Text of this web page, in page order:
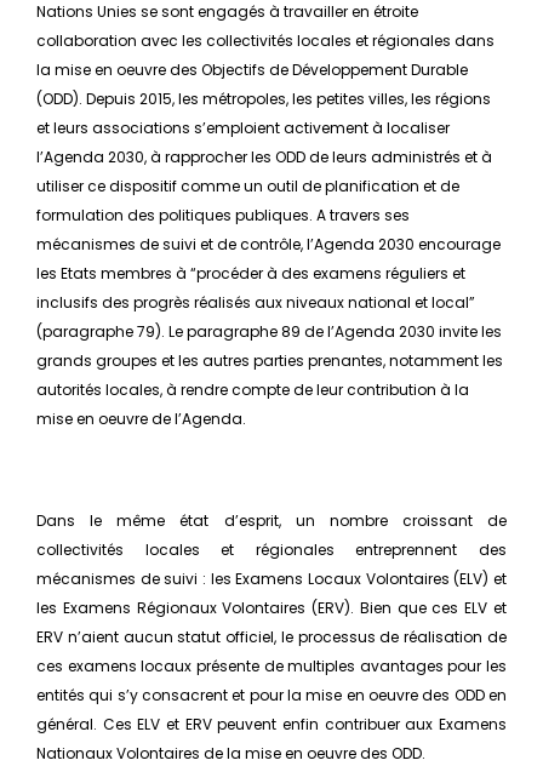
Nations Unies se sont engagés à travailler en étroite
collaboration avec les collectivités locales et régionales dans
la mise en oeuvre des Objectifs de Développement Durable
(ODD). Depuis 2015, les métropoles, les petites villes, les régions
et leurs associations s’emploient activement à localiser
l’Agenda 2030, à rapprocher les ODD de leurs administrés et à
utiliser ce dispositif comme un outil de planification et de
formulation des politiques publiques. A travers ses
mécanismes de suivi et de contrôle, l’Agenda 2030 encourage
les Etats membres à “procéder à des examens réguliers et
inclusifs des progrès réalisés aux niveaux national et local”
(paragraphe 79). Le paragraphe 89 de l’Agenda 2030 invite les
grands groupes et les autres parties prenantes, notamment les
autorités locales, à rendre compte de leur contribution à la
mise en oeuvre de l’Agenda.
Dans le même état d’esprit, un nombre croissant de
collectivités locales et régionales entreprennent des
mécanismes de suivi : les Examens Locaux Volontaires (ELV) et
les Examens Régionaux Volontaires (ERV). Bien que ces ELV et
ERV n’aient aucun statut officiel, le processus de réalisation de
ces examens locaux présente de multiples avantages pour les
entités qui s’y consacrent et pour la mise en oeuvre des ODD en
général. Ces ELV et ERV peuvent enfin contribuer aux Examens
Nationaux Volontaires de la mise en oeuvre des ODD.